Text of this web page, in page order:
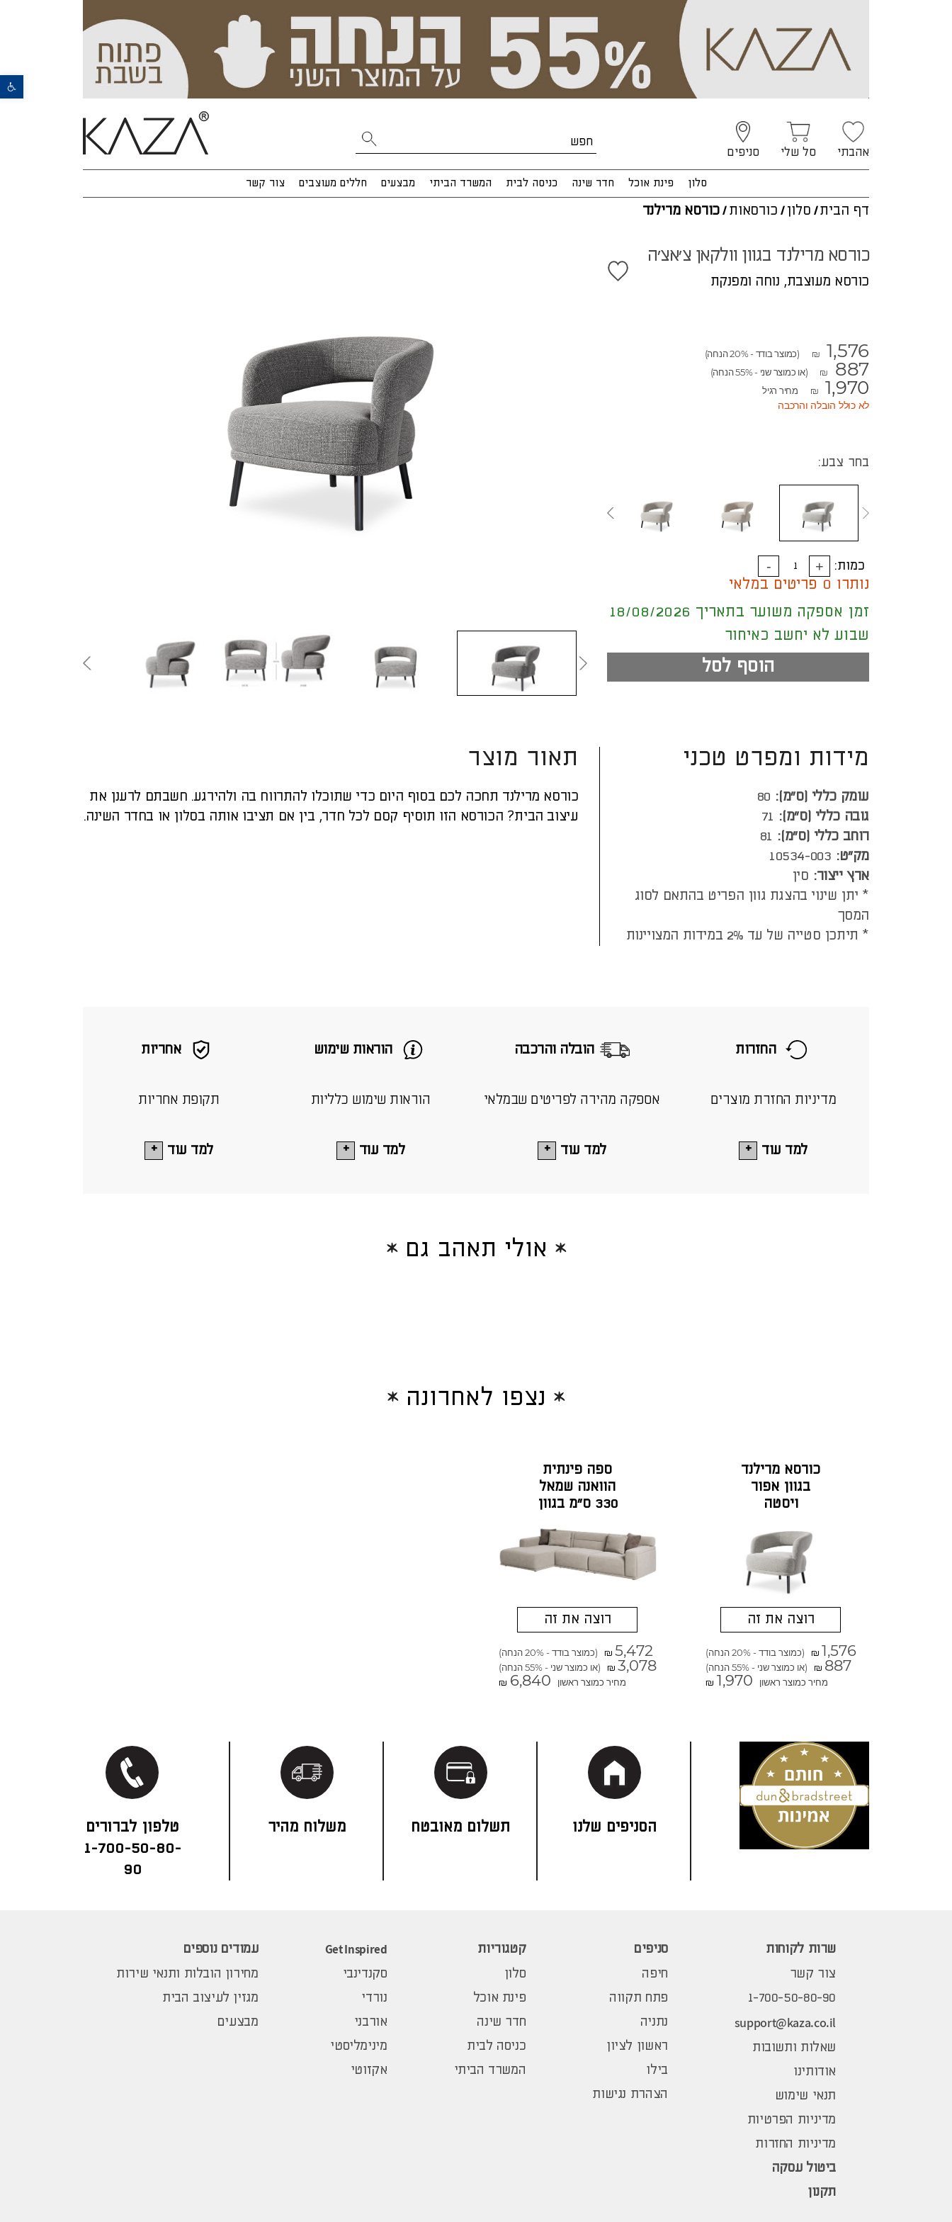
פתח סרגל נגישות
אהבתי סל שלי סניפים
סלון פינת אוכל חדר שינה כניסה לבית המשרד הביתי מבצעים חללים מעוצבים צור קשר
דף הבית/ סלון / כורסאות/כורסא מרילנד
כורסא מרילנד בגוון וולקאן צ'אצ'ה
כורסא מעוצבת, נוחה ומפנקת
₪ 1,576 (כמוצר בודד - 20% הנחה)
₪ 887 (או כמוצר שני - 55% הנחה)
₪ 1,970 מחיר רגיל
לא כולל הובלה והרכבה
בחר צבע:
כמות:
נותרו 0 פריטים במלאי
זמן אספקה משוער בתאריך 18/08/2026
שבוע לא יחשב כאיחור
הוסף לסל
תאור מוצר
כורסא מרילנד תחכה לכם בסוף היום כדי שתוכלו להתרווח בה ולהירגע. חשבתם לרענן את
עיצוב הבית? הכורסא הזו תוסיף קסם לכל חדר, בין אם תציבו אותה בסלון או בחדר השינה.
מידות ומפרט טכני
עומק כללי (ס”מ): 80
גובה כללי (ס”מ): 71
רוחב כללי (ס”מ): 81
מק"ט: 10534-003
ארץ ייצור: סין
* יתן שינוי בהצגת גוון הפריט בהתאם לסוג
המסך
* תיתכן סטייה של עד 2% במידות המצויינות
אחריות
תקופת אחריות
למד עוד
הוראות שימוש
הוראות שימוש כלליות
למד עוד
הובלה והרכבה
אספקה מהירה לפריטים שבמלאי
למד עוד
החזרות
מדיניות החזרת מוצרים
למד עוד
אולי תאהב גם
נצפו לאחרונה
כורסא מרילנד
בגוון אפור
ויסטה
רוצה את זה
₪ 1,576 (כמוצר בודד - 20% הנחה)
₪ 887
(או כמוצר שני - 55% הנחה)
מחיר כמוצר ראשון
₪ 1,970
ספה פינתית
הוואנה שמאל
330 ס"מ בגוון
רוצה את זה
₪ 5,472 (כמוצר בודד - 20% הנחה)
₪ 3,078
(או כמוצר שני - 55% הנחה)
מחיר כמוצר ראשון
₪ 6,840
הסניפים שלנו תשלום מאובטח משלוח מהיר
1-700-50-80-
90
שרות לקוחות
צור קשר
1-700-50-80-90
support@kaza.co.il
שאלות ותשובות
אודותינו
תנאי שימוש
מדיניות הפרטיות
מדיניות החזרות
ביטול עסקה
תקנון
סניפים
חיפה
פתח תקווה
נתניה
ראשון לציון
בילו
הצהרת נגישות
קטגוריות
סלון
פינת אוכל
חדר שינה
כניסה לבית
המשרד הביתי
Get Inspired
סקנדינבי
נורדי
אורבני
מינימליסטי
אקזוטי
עמודים נוספים
מחירון הובלות ותנאי שירות
מגזין לעיצוב הבית
מבצעים